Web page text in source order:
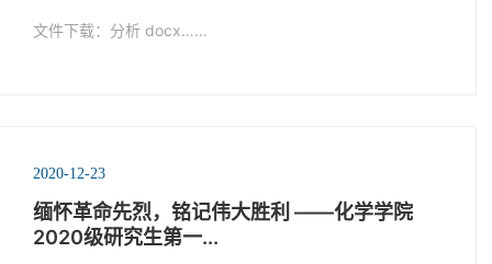
文件下载：分析 docx……
2020-12-23
缅怀革命先烈，铭记伟大胜利 ——化学学院
2020级研究生第一...